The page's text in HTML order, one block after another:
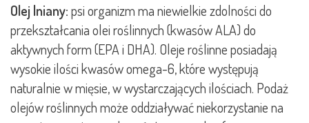
Olej lniany:psi organizm ma niewielkie zdolności do
przekształcania olei roślinnych (kwasów ALA) do
aktywnych form (EPA i DHA). Oleje roślinne posiadają
wysokie ilości kwasów omega-6, które występują
naturalnie w mięsie, w wystarczających ilościach. Podaż
olejów roślinnych może oddziaływać niekorzystanie na